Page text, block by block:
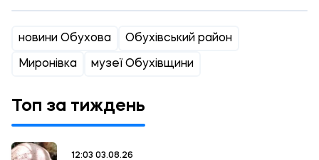
новини Обухова Обухівський район
Миронівка музеї Обухівщини
Топ за тиждень
12:03 03.08.26